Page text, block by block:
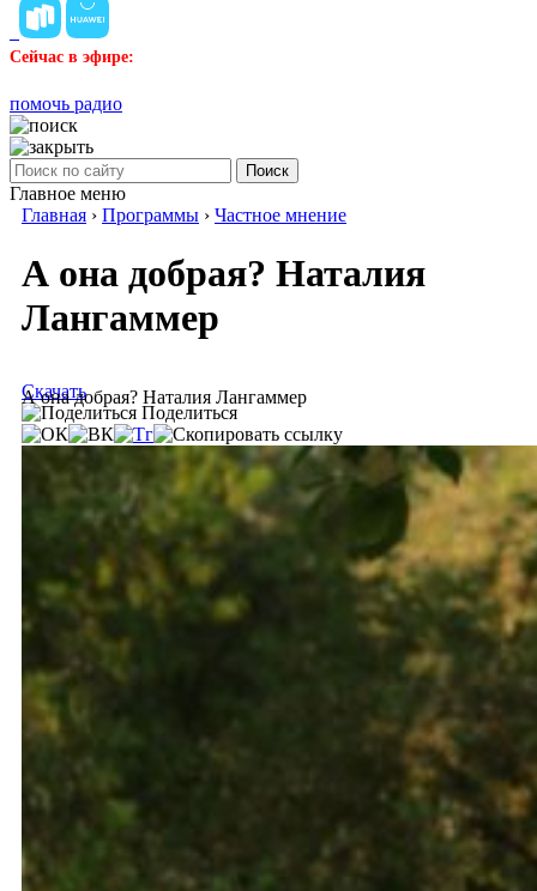
Сейчас в эфире:
помочь радио
Поиск
Главное меню
Главная › Программы › Частное мнение
А она добрая? Наталия
Лангаммер
А она добрая? Наталия Лангаммер
Скачать
Поделиться